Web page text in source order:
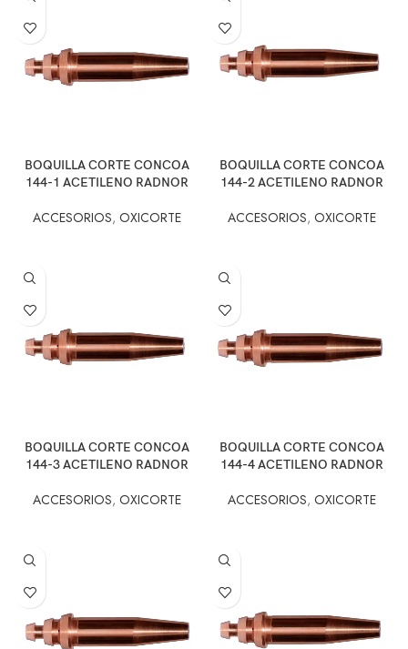
BOQUILLA CORTE CONCOA
144-1 ACETILENO RADNOR
ACCESORIOS, OXICORTE
BOQUILLA CORTE CONCOA
144-2 ACETILENO RADNOR
ACCESORIOS, OXICORTE
BOQUILLA CORTE CONCOA
144-3 ACETILENO RADNOR
ACCESORIOS, OXICORTE
BOQUILLA CORTE CONCOA
144-4 ACETILENO RADNOR
ACCESORIOS, OXICORTE